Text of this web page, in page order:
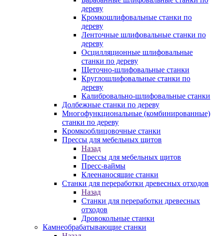
дереву
Кромкошлифовальные станки по
дереву
Ленточные шлифовальные станки по
дереву
Осцилляционные шлифовальные
станки по дереву
Щеточно-шлифовальные станки
Круглошлифовальные станки по
дереву
Калибровально-шлифовальные станки
Долбежные станки по дереву
Многофункциональные (комбинированные)
станки по дереву
Кромкооблицовочные станки
Прессы для мебельных щитов
Назад
Прессы для мебельных щитов
Пресс-ваймы
Клеенаносящие станки
Станки для переработки древесных отходов
Назад
Станки для переработки древесных
отходов
Дровокольные станки
Камнеобрабатывающие станки